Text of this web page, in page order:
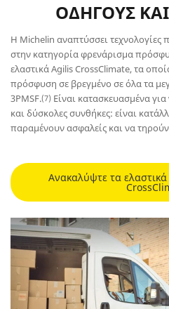
ΟΔΗΓΟΥΣ
Η Michelin αναπτύσσει
στην κατηγορία φρενάρισμα
ελαστικά Agilis CrossClimate, τα
πρόσφυση σε βρεγμένο σε όλα τα
3PMSF.(7) Είναι κατασκευασμένα
και δύσκολες συνθήκες: είναι
παραμένουν ασφαλείς και να
Ανακαλύψτε τα